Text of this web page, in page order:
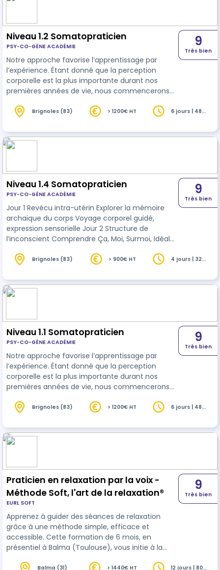
Niveau 1.2 Somatopraticien
PSY-CO-GÈNE ACADÉMIE
Notre approche favorise l’apprentissage par
l’expérience. Étant donné que la perception
corporelle est la plus importante durant nos
premières années de vie, nous commencerons
commencer l’harmonisation corps/ cœur
progresserons dans l’apprentissage des
techniques et de l’expérience, plus nous
synthèse originale qui intègre les élémen…
9
Très bien
Brignoles (83) > 1200€ HT
6 jours | 48
Niveau 1.4 Somatopraticien
PSY-CO-GÈNE ACADÉMIE
Jour 1 Revécu intra-utérin Explorer la mémoire
archaïque du corps Voyage corporel guidé,
expression sensorielle Jour 2 Structure de
l’inconscient Comprendre Ça, Moi, Surmoi, Idéal
psychocorporelle Jour 3 Expression émotionnelle
respiration, créativité Jour 4 Intégration et
présence Incarner la posture de thérapeute
9
Très bien
Brignoles (83) > 900€ HT
4 jours | 32
Niveau 1.1 Somatopraticien
PSY-CO-GÈNE ACADÉMIE
Notre approche favorise l’apprentissage par
l’expérience. Étant donné que la perception
corporelle est la plus importante durant nos
premières années de vie, nous commencerons
commencer l’harmonisation corps/ cœur
progresserons dans l’apprentissage des
techniques et de l’expérience, plus nous
synthèse originale qui intègre les élémen…
9
Très bien
Brignoles (83) > 1200€ HT
6 jours | 48
Praticien en relaxation par la voix -
Méthode Soft, l'art de la relaxation®
EURL SOFT
Apprenez à guider des séances de relaxation
grâce à une méthode simple, efficace et
accessible. Cette formation de 6 mois, en
présentiel à Balma (Toulouse), vous initie à la
apaisant, respiration, posture, approche psycho-
9
Très bien
Balma (31) > 1440€ HT 12 jours | 80